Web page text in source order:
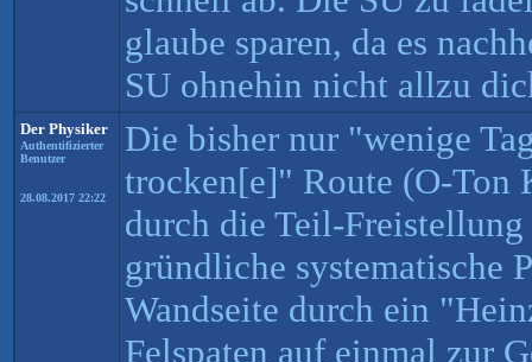
glaube sparen, da es
SU ohnehin nicht allzu
Der Physiker
Authentifizierter
Benutzer
28.08.2017 22:22
Die bisher nur "wenige
trocken[e]" Route (O-Ton
durch die Teil-
gründliche systematische
Wandseite durch ein
Felspaten auf einmal zur